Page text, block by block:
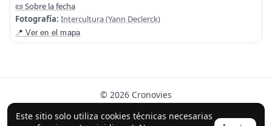
Este sitio solo utiliza cookies técnicas necesarias
📜 Sobre la fecha
Fotografía: Intercultura (Yann Declerck)
📍 Ver en el mapa
© 2026 Cronovies
Historia en las calles · Desarrollado con la ayuda de IA
(ChatGPT).